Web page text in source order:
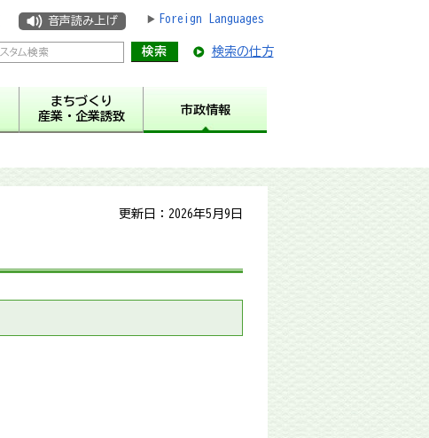
音声読み上げ Foreign Languages
検索の仕方
まちづくり
産業・企業誘致
市政情報
更新日：2026年5月9日